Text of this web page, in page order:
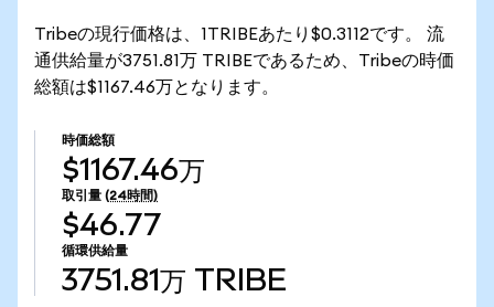
Tribeの現行価格は、1TRIBEあたり$0.3112です。 流
通供給量が3751.81万 TRIBEであるため、Tribeの時価
総額は$1167.46万となります。
時価総額
$1167.46万
取引量 (24時間)
$46.77
循環供給量
3751.81万 TRIBE